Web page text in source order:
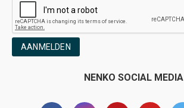
AANMELDEN
NENKO SOCIAL MEDIA